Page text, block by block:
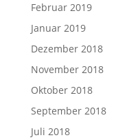
Februar 2019
Januar 2019
Dezember 2018
November 2018
Oktober 2018
September 2018
Juli 2018